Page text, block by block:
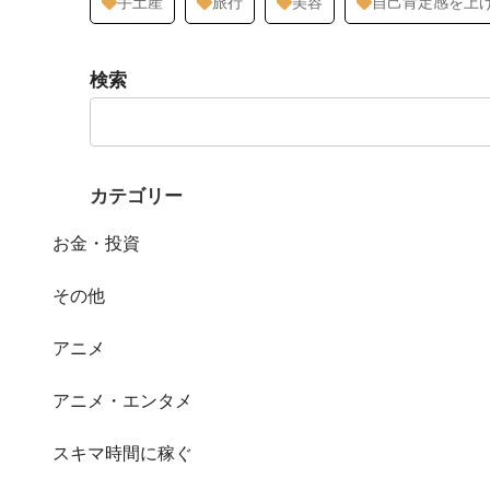
検索
カテゴリー
お金・投資
その他
アニメ
アニメ・エンタメ
スキマ時間に稼ぐ